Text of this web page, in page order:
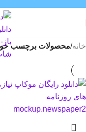
خانه/محصولات برچسب